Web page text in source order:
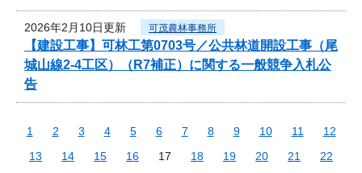
2026年2月10日更新 可茂農林事務所
【建設工事】可林工第0703号／公共林道開設工事（尾
城山線2-4工区）（R7補正）に関する一般競争入札公
告
1 2 3 4 5 6 7 8 9 10 11
12
13
14 15 16 17 18 19 20 21
22